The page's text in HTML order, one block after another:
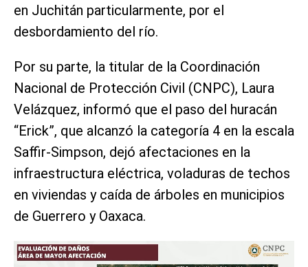
en Juchitán particularmente, por el
desbordamiento del río.
Por su parte, la titular de la Coordinación
Nacional de Protección Civil (CNPC), Laura
Velázquez, informó que el paso del huracán
“Erick”, que alcanzó la categoría 4 en la escala
Saffir-Simpson, dejó afectaciones en la
infraestructura eléctrica, voladuras de techos
en viviendas y caída de árboles en municipios
de Guerrero y Oaxaca.